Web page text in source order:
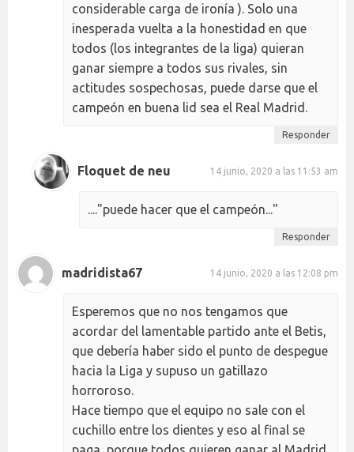
considerable carga de ironía ). Solo una
inesperada vuelta a la honestidad en que
todos (los integrantes de la liga) quieran
ganar siempre a todos sus rivales, sin
actitudes sospechosas, puede darse que el
campeón en buena lid sea el Real Madrid.
Responder
Floquet de neu 14 junio, 2020 a las 11:53 am
...."puede hacer que el campeón..."
Responder
madridista67 14 junio, 2020 a las 12:08 pm
Esperemos que no nos tengamos que
acordar del lamentable partido ante el Betis,
que debería haber sido el punto de despegue
hacia la Liga y supuso un gatillazo
horroroso.
Hace tiempo que el equipo no sale con el
cuchillo entre los dientes y eso al final se